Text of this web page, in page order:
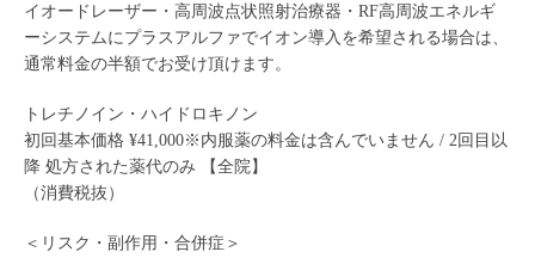
イオードレーザー・高周波点状照射治療器・RF高周波エネルギ
ーシステムにプラスアルファでイオン導入を希望される場合は、
通常料金の半額でお受け頂けます。
トレチノイン・ハイドロキノン
初回基本価格 ¥41,000※内服薬の料金は含んでいません / 2回目以
降 処方された薬代のみ 【全院】
（消費税抜）
＜リスク・副作用・合併症＞